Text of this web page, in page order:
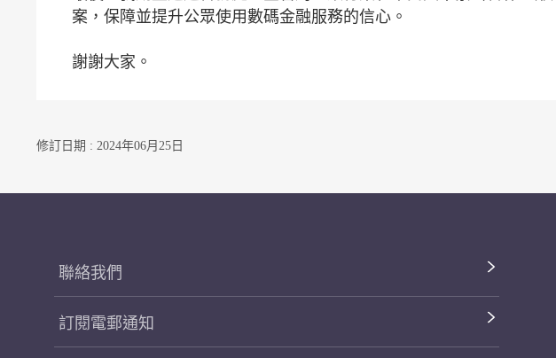
案，保障並提升公眾使用數碼金融服務的信心。
謝謝大家。
修訂日期 : 2024年06月25日
聯絡我們
訂閱電郵通知